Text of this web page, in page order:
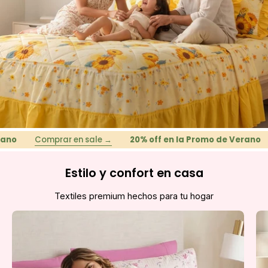
Comprar en sale → 20% off en la Promo de Verano
Estilo y confort en casa
Textiles premium hechos para tu hogar